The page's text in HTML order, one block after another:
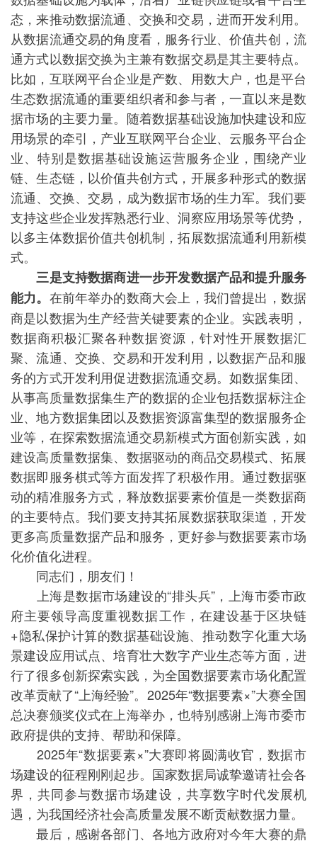
态，来推动数据流通、交换和交易，进而开发利用。
从数据流通交易的角度看，服务行业、价值共创，流
通方式以数据交换为主兼有数据交易是其主要特点。
比如，互联网平台企业是产数、用数大户，也是平台
生态数据流通的重要组织者和参与者，一直以来是数
据市场的主要力量。随着数据基础设施加快建设和应
用场景的牵引，产业互联网平台企业、云服务平台企
业、特别是数据基础设施运营服务企业，围绕产业
链、生态链，以价值共创方式，开展多种形式的数据
流通、交换、交易，成为数据市场的生力军。我们要
支持这些企业发挥熟悉行业、洞察应用场景等优势，
以多主体数据价值共创机制，拓展数据流通利用新模
式。
三是支持数据商进一步开发数据产品和提升服务
能力。 在前年举办的数商大会上，我们曾提出，数据
商是以数据为生产经营关键要素的企业。实践表明，
数据商积极汇聚各种数据资源，针对性开展数据汇
聚、流通、交换、交易和开发利用，以数据产品和服
务的方式开发利用促进数据流通交易。如数据集团、
从事高质量数据集生产的数据的企业包括数据标注企
业、地方数据集团以及数据资源富集型的数据服务企
业等，在探索数据流通交易新模式方面创新实践，如
建设高质量数据集、数据驱动的商品交易模式、拓展
数据即服务棋式等方面发挥了积极作用。通过数据驱
动的精准服务方式，释放数据要素价值是一类数据商
的主要特点。我们要支持其拓展数据获取渠道，开发
更多高质量数据产品和服务，更好参与数据要素市场
化价值化进程。
同志们，朋友们！
上海是数据市场建设的“排头兵”，上海市委市政
府主要领导高度重视数据工作，在建设基于区块链
+隐私保护计算的数据基础设施、推动数字化重大场
景建设应用试点、培育壮大数字产业生态等方面，进
行了很多创新探索实践，为全国数据要素市场化配置
改革贡献了“上海经验”。2025年“数据要素×”大赛全国
总决赛颁奖仪式在上海举办，也特别感谢上海市委市
政府提供的支持、帮助和保障。
2025年“数据要素×”大赛即将圆满收官，数据市
场建设的征程刚刚起步。国家数据局诚挚邀请社会各
界，共同参与数据市场建设，共享数字时代发展机
遇，为我国经济社会高质量发展不断贡献数据力量。
最后，感谢各部门、各地方政府对今年大赛的鼎